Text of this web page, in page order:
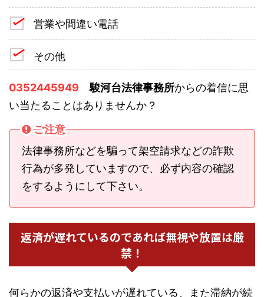
営業や間違い電話
その他
0352445949 駿河台法律事務所からの着信に思
い当たることはありませんか？
ご注意
法律事務所などを騙って架空請求などの詐欺
行為が多発していますので、必ず内容の確認
をするようにして下さい。
返済が遅れているのであれば無視や放置は厳
禁！
何らかの返済や支払いが遅れている、また滞納が続